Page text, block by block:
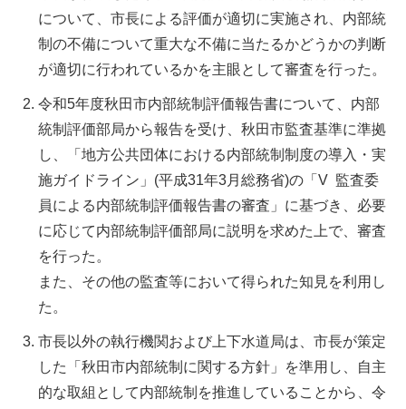
について、市長による評価が適切に実施され、内部統
制の不備について重大な不備に当たるかどうかの判断
が適切に行われているかを主眼として審査を行った。
令和5年度秋田市内部統制評価報告書について、内部
統制評価部局から報告を受け、秋田市監査基準に準拠
し、「地方公共団体における内部統制制度の導入・実
施ガイドライン」(平成31年3月総務省)の「V 監査委
員による内部統制評価報告書の審査」に基づき、必要
に応じて内部統制評価部局に説明を求めた上で、審査
を行った。
また、その他の監査等において得られた知見を利用し
た。
市長以外の執行機関および上下水道局は、市長が策定
した「秋田市内部統制に関する方針」を準用し、自主
的な取組として内部統制を推進していることから、令